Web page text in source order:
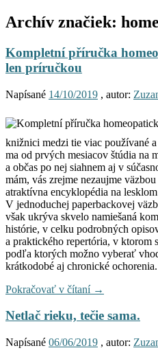
Archív značiek:
Kompletní příručka
len príručkou
Napísané 14/10/2019 , autor:
knižnici medzi tie viac používané
ma od prvých mesiacov štúdia na
a občas po nej siahnem aj v
mám, vás zrejme nezaujme
atraktívna encyklopédia na
V jednoduchej paperbackovej
však ukrýva skvelo namiešaná
histórie, v celku podrobných
a praktického repertória, v ktorom
podľa ktorých možno vyberať
krátkodobé aj chronické ochorenia.
Pokračovať v čítaní →
Netlač rieku, tečie sama.
Napísané 06/06/2019 , autor: